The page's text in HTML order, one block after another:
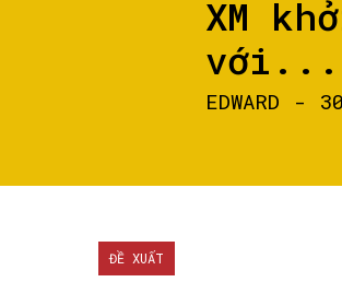
XM
với...
EDWARD -
ĐỀ XUẤT